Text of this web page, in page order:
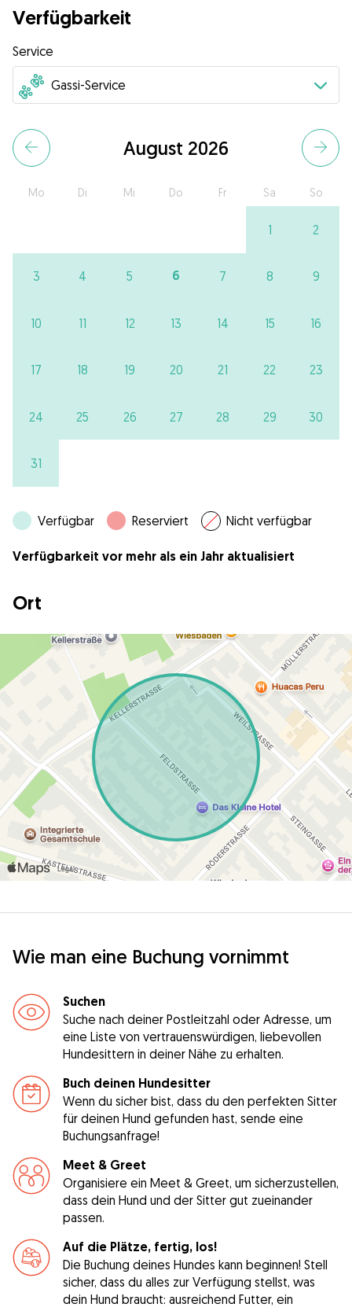
Verfügbarkeit
Service
August 2026
Mo Di Mi Do Fr Sa So
1 2
3 4 5 6 7 8 9
10 11 12 13 14 15 16
17 18 19 20 21 22 23
24 25 26 27 28 29 30
31
Verfügbar Reserviert Nicht verfügbar
Verfügbarkeit vor mehr als ein Jahr aktualisiert
Ort
Wie man eine Buchung vornimmt
Suchen
Suche nach deiner Postleitzahl oder Adresse, um
eine Liste von vertrauenswürdigen, liebevollen
Hundesittern in deiner Nähe zu erhalten.
Buch deinen Hundesitter
Wenn du sicher bist, dass du den perfekten Sitter
für deinen Hund gefunden hast, sende eine
Buchungsanfrage!
Meet & Greet
Organisiere ein Meet & Greet, um sicherzustellen,
dass dein Hund und der Sitter gut zueinander
passen.
Auf die Plätze, fertig, los!
Die Buchung deines Hundes kann beginnen! Stell
sicher, dass du alles zur Verfügung stellst, was
dein Hund braucht: ausreichend Futter, ein